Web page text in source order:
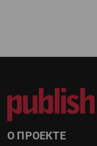
О ПРОЕКТЕ